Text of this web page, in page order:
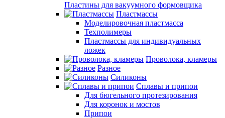
Пластины для вакуумного формовщика
Пластмассы
Моделировочная пластмасса
Техполимеры
Пластмассы для индивидуальных
ложек
Проволока, кламеры
Разное
Силиконы
Сплавы и припои
Для бюгельного протезирования
Для коронок и мостов
Припои